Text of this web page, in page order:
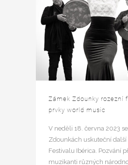
Zámek Zdounky rozezní
prvky world music
V neděli 18. června 2023
Zdounkách uskuteční další
Festivalu Ibérica. Pozvání
muzikanti různých